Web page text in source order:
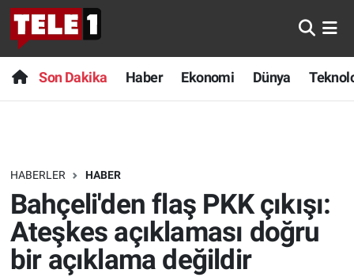
Son Dakika Haber Ekonomi Dünya
HABERLER HABER
Bahçeli'den flaş PKK çıkışı:
Ateşkes açıklaması doğru
bir açıklama değildir
Anında Manşet
Başka Sohbetler
Bilim turu
Bilim ve Teknoloji Evreni
Doğa Konuşuyor
Son Dakika
Haber
Dünya
Teknoloji
Sağlık
Nöbetçi Eczaneler
Hava Durumu
Trafik Durumu
Süper Lig Puan Durumu ve Fikstür
Tüm Manşetler